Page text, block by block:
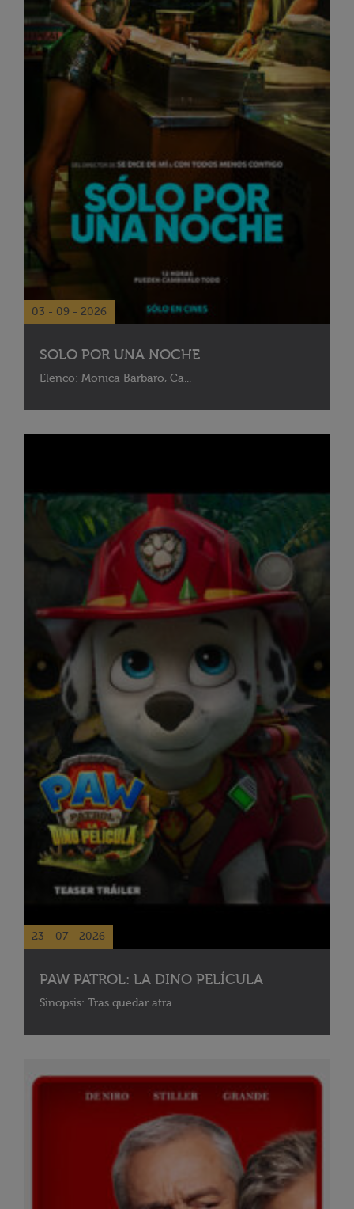
03 - 09 - 2026
SOLO POR UNA NOCHE
Elenco: Monica Barbaro, Ca...
23 - 07 - 2026
PAW PATROL: LA DINO PELÍCULA
Sinopsis: Tras quedar atra...